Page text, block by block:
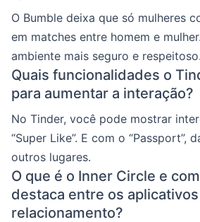
O Bumble deixa que só mulheres
em matches entre homem e
ambiente mais seguro e respeitoso.
Quais funcionalidades o
para aumentar a interação?
No Tinder, você pode mostrar
“Super Like”. E com o “Passport”,
outros lugares.
O que é o Inner Circle e
destaca entre os
relacionamento?